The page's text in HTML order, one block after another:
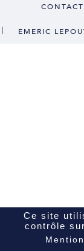
CONTACT
| EMERIC
Ce site
contrôle